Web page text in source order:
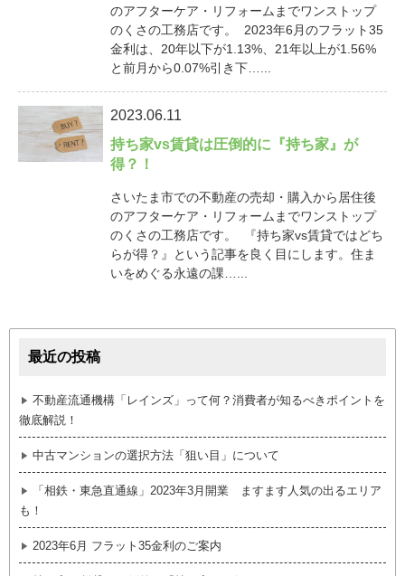
のアフターケア・リフォームまでワンストップ
のくさの工務店です。 2023年6月のフラット35
金利は、20年以下が1.13%、21年以上が1.56%
と前月から0.07%引き下…...
2023.06.11
持ち家vs賃貸は圧倒的に『持ち家』が
得？！
さいたま市での不動産の売却・購入から居住後
のアフターケア・リフォームまでワンストップ
のくさの工務店です。 『持ち家vs賃貸ではどち
らが得？』という記事を良く目にします。住ま
いをめぐる永遠の課…...
最近の投稿
不動産流通機構「レインズ」って何？消費者が知るべきポイントを
徹底解説！
中古マンションの選択方法「狙い目」について
「相鉄・東急直通線」2023年3月開業 ますます人気の出るエリア
も！
2023年6月 フラット35金利のご案内